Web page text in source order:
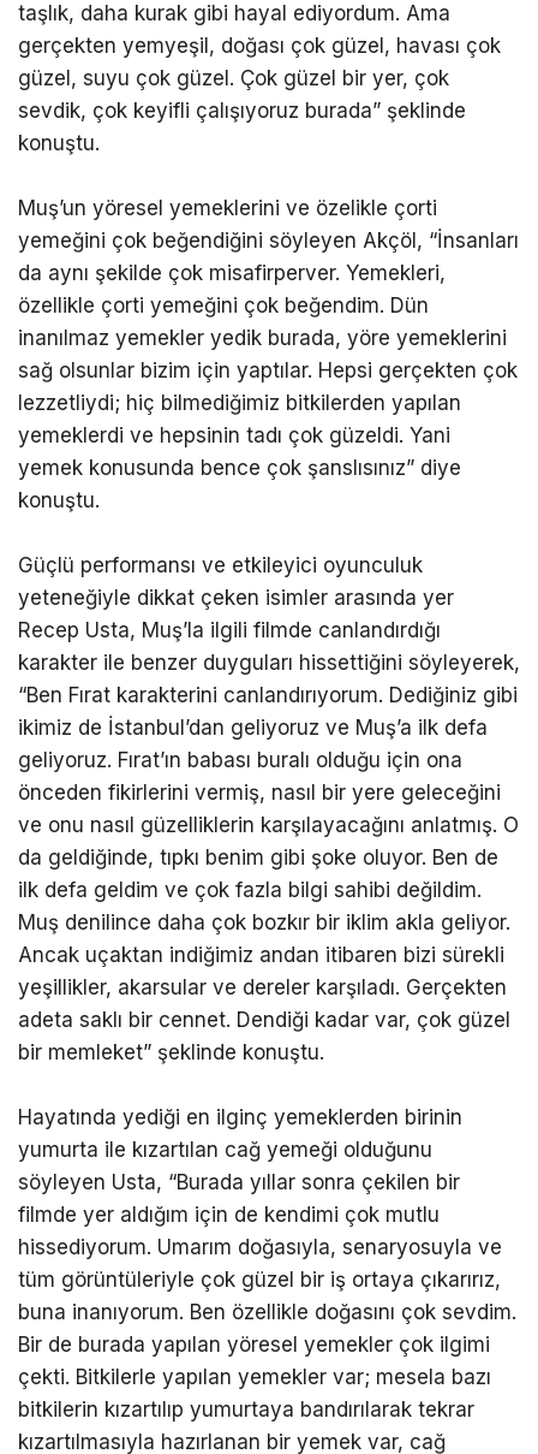
taşlık, daha kurak gibi hayal ediyordum. Ama
gerçekten yemyeşil, doğası çok güzel, havası çok
güzel, suyu çok güzel. Çok güzel bir yer, çok
sevdik, çok keyifli çalışıyoruz burada” şeklinde
konuştu.
Muş’un yöresel yemeklerini ve özelikle çorti
yemeğini çok beğendiğini söyleyen Akçöl, “İnsanları
da aynı şekilde çok misafirperver. Yemekleri,
özellikle çorti yemeğini çok beğendim. Dün
inanılmaz yemekler yedik burada, yöre yemeklerini
sağ olsunlar bizim için yaptılar. Hepsi gerçekten çok
lezzetliydi; hiç bilmediğimiz bitkilerden yapılan
yemeklerdi ve hepsinin tadı çok güzeldi. Yani
yemek konusunda bence çok şanslısınız” diye
konuştu.
Güçlü performansı ve etkileyici oyunculuk
yeteneğiyle dikkat çeken isimler arasında yer
Recep Usta, Muş’la ilgili filmde canlandırdığı
karakter ile benzer duyguları hissettiğini söyleyerek,
“Ben Fırat karakterini canlandırıyorum. Dediğiniz gibi
ikimiz de İstanbul’dan geliyoruz ve Muş’a ilk defa
geliyoruz. Fırat’ın babası buralı olduğu için ona
önceden fikirlerini vermiş, nasıl bir yere geleceğini
ve onu nasıl güzelliklerin karşılayacağını anlatmış. O
da geldiğinde, tıpkı benim gibi şoke oluyor. Ben de
ilk defa geldim ve çok fazla bilgi sahibi değildim.
Muş denilince daha çok bozkır bir iklim akla geliyor.
Ancak uçaktan indiğimiz andan itibaren bizi sürekli
yeşillikler, akarsular ve dereler karşıladı. Gerçekten
adeta saklı bir cennet. Dendiği kadar var, çok güzel
bir memleket” şeklinde konuştu.
Hayatında yediği en ilginç yemeklerden birinin
yumurta ile kızartılan cağ yemeği olduğunu
söyleyen Usta, “Burada yıllar sonra çekilen bir
filmde yer aldığım için de kendimi çok mutlu
hissediyorum. Umarım doğasıyla, senaryosuyla ve
tüm görüntüleriyle çok güzel bir iş ortaya çıkarırız,
buna inanıyorum. Ben özellikle doğasını çok sevdim.
Bir de burada yapılan yöresel yemekler çok ilgimi
çekti. Bitkilerle yapılan yemekler var; mesela bazı
bitkilerin kızartılıp yumurtaya bandırılarak tekrar
kızartılmasıyla hazırlanan bir yemek var, cağ